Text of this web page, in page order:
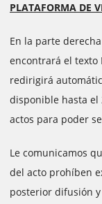
PLATAFORMA DE
En la parte
encontrará el texto
redirigirá
disponible hasta el
actos para poder
Le comunicamos
del acto prohíben
posterior difusión